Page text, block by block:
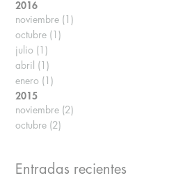
2016
noviembre (1)
octubre (1)
julio (1)
abril (1)
enero (1)
2015
noviembre (2)
octubre (2)
Entradas recientes